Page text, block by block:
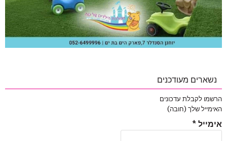
נשארים מעודכנים
הרשמו לקבלת עדכונים
האימייל שלך (חובה)
אימייל *